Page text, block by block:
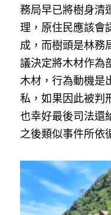
務局早已將樹身清
理，原住民應該會
成，而樹頭是林務
議決定將木材作為
木材，行為動機是
私，如果因此被判
也幸好最後司法還
之後類似事件所依